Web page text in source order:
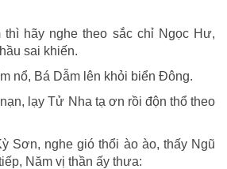
hãy nghe theo sắc chỉ Ngọc Hư,
sai khiến.
nổ, Bá Dẫm lên khỏi biển Ðông.
lạy Tử Nha tạ ơn rồi độn thổ theo
Sơn, nghe gió thổi ào ào, thấy Ngũ
Năm vị thần ấy thưa: